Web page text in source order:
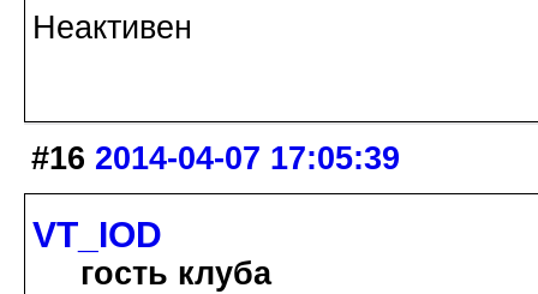
Неактивен
#16 2014-04-07 17:05:39
VT_IOD
гость клуба